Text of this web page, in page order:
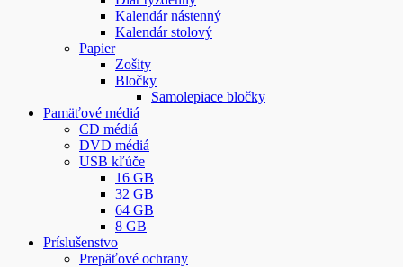
Kalendár nástenný
Kalendár stolový
Papier
Zošity
Bločky
Samolepiace bločky
Pamäťové médiá
CD médiá
DVD médiá
USB kľúče
16 GB
32 GB
64 GB
8 GB
Príslušenstvo
Prepäťové ochrany